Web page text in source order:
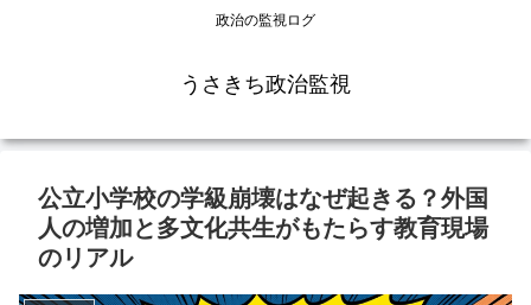
政治の監視ログ
うさきち政治監視
公立小学校の学級崩壊はなぜ起きる？外国
人の増加と多文化共生がもたらす教育現場
のリアル